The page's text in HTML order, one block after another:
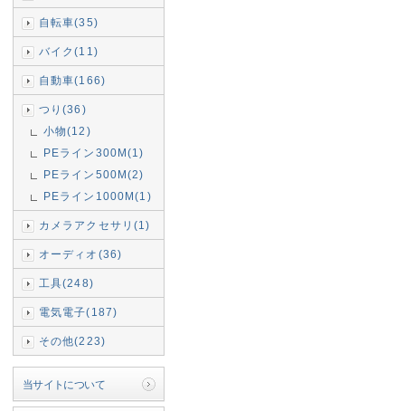
自転車(35)
バイク(11)
自動車(166)
つり(36)
小物(12)
PEライン300M(1)
PEライン500M(2)
PEライン1000M(1)
カメラアクセサリ(1)
オーディオ(36)
工具(248)
電気電子(187)
その他(223)
当サイトについて